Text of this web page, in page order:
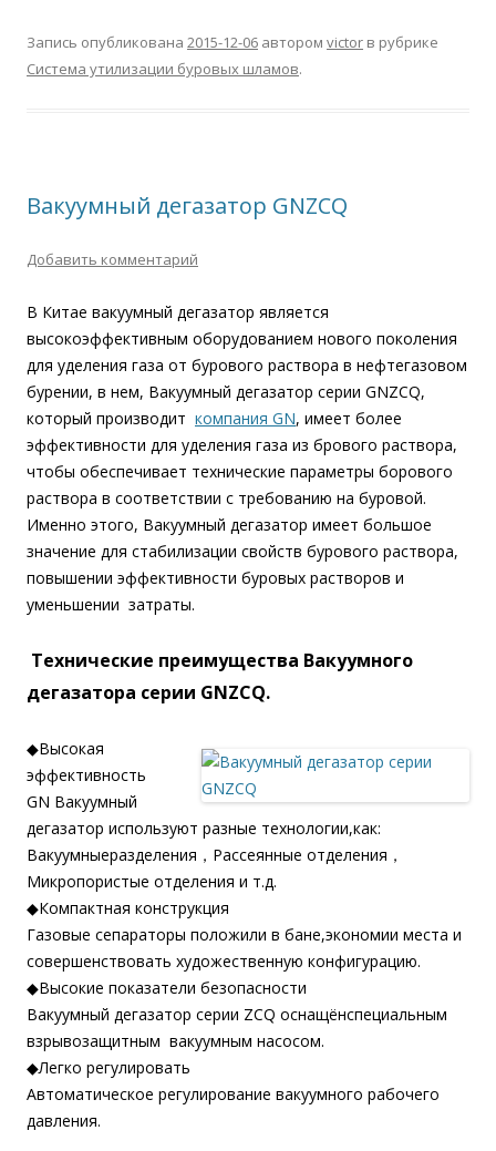
Запись опубликована 2015-12-06 автором victor в рубрике
Система утилизации буровых шламов.
Вакуумный дегазатор GNZCQ
Добавить комментарий
В Китае вакуумный дегазатор является
высокоэффективным оборудованием нового поколения
для уделения газа от бурового раствора в нефтегазовом
бурении, в нем, Вакуумный дегазатор серии GNZCQ,
который производит компания GN, имеет более
эффективности для уделения газа из брового раствора,
чтобы обеспечивает технические параметры борового
раствора в соответствии с требованию на буровой.
Именно этого, Вакуумный дегазатор имеет большое
значение для стабилизации свойств бурового раствора,
повышении эффективности буровых растворов и
уменьшении затраты.
Технические преимущества Вакуумного
дегазатора серии GNZCQ.
◆Высокая
эффективность
GN Вакуумный
дегазатор используют разные технологии,как:
Вакуумныеразделения，Рассеянные отделения，
Микропористые отделения и т.д.
◆Компактная конструкция
Газовые сепараторы положили в бане,экономии места и
совершенствовать художественную конфигурацию.
◆Высокие показатели безопасности
Вакуумный дегазатор серии ZCQ оснащёнспециальным
взрывозащитным вакуумным насосом.
◆Легко регулировать
Автоматическое регулирование вакуумного рабочего
давления.